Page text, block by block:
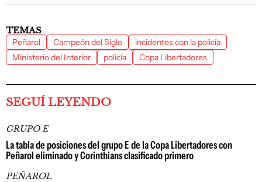
TEMAS
Peñarol Campeón del Siglo
incidentes con la policía
Ministerio del Interior
policía Copa Libertadores
SEGUÍ LEYENDO
GRUPO E
La tabla de posiciones del grupo E de la Copa Libertadores con
Peñarol eliminado y Corinthians clasificado primero
PEÑAROL